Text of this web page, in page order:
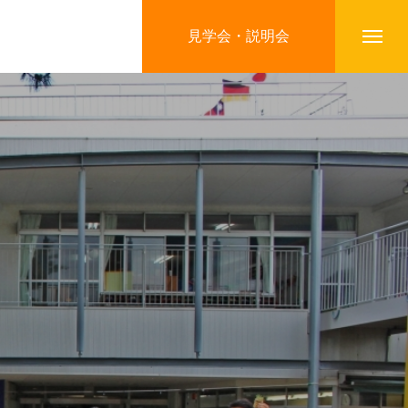
見学会・説明会